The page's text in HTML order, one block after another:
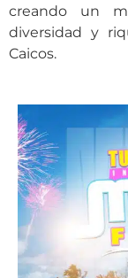
creando un
diversidad y
Caicos.